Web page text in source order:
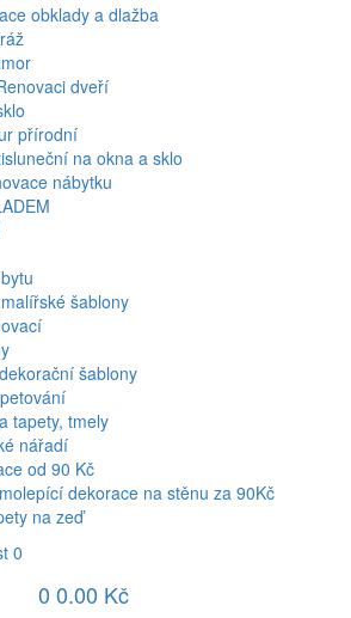
obklady a dlažba
dveří
přírodní
na okna a sklo
nábytku
šablony
šablony
tapety, tmely
nářadí
od 90 Kč
dekorace na stěnu za 90Kč
na zeď
0
0 0.00 Kč